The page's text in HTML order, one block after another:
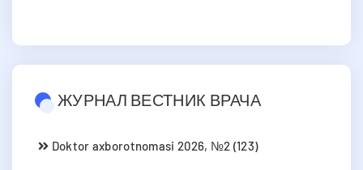
ЖУРНАЛ ВЕСТНИК ВРАЧА
Doktor axborotnomasi 2026, №2 (123)